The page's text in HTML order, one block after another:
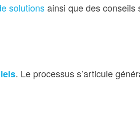
solutionsainsi que des conseils
. Le processus s’articule